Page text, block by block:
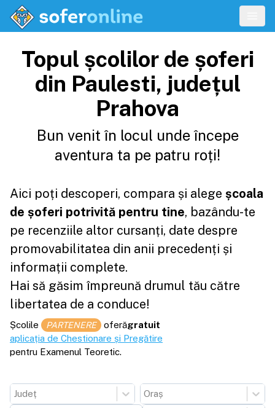
Topul școlilor de șoferi
din Paulesti, județul
Prahova
Bun venit în locul unde începe
aventura ta pe patru roți!
Aici poți descoperi, compara și alege școala
de șoferi potrivită pentru tine, bazându-te
pe recenziile altor cursanți, date despre
promovabilitatea din anii precedenți și
informații complete.
Hai să găsim împreună drumul tău către
libertatea de a conduce!
Școlile PARTENERE oferăgratuit
aplicația de Chestionare și Pregătire
pentru Examenul Teoretic.
Județ
Oraș